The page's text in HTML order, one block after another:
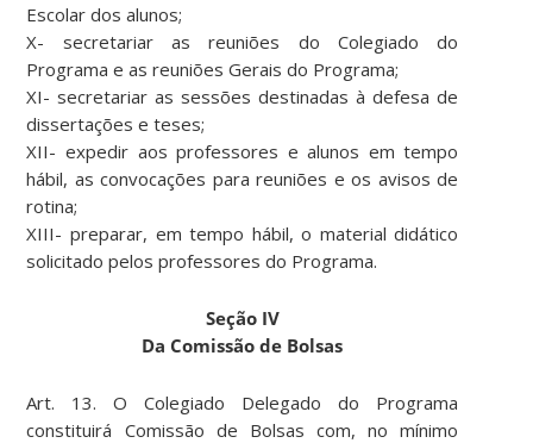
Escolar dos alunos;
X- secretariar as reuniões do Colegiado do
Programa e as reuniões Gerais do Programa;
XI- secretariar as sessões destinadas à defesa de
dissertações e teses;
XII- expedir aos professores e alunos em tempo
hábil, as convocações para reuniões e os avisos de
rotina;
XIII- preparar, em tempo hábil, o material didático
solicitado pelos professores do Programa.
Seção IV
Da Comissão de Bolsas
Art. 13. O Colegiado Delegado do Programa
constituirá Comissão de Bolsas com, no mínimo